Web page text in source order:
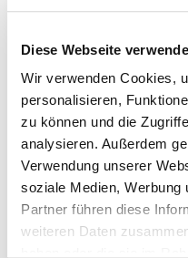
Diese Webseite
Wir verwenden Cookies,
personalisieren,
zu können und die
analysieren. Außerdem
Verwendung unserer
soziale Medien, Werbung
Partner führen diese
weiteren Daten
Ich akzeptiere die
Weiter